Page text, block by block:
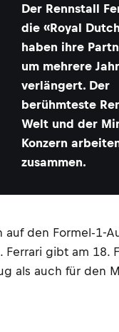
​Der Rennstall
die «Royal
haben ihre
um mehrere
verlängert. Der
berühmteste
Welt und der
Konzern
zusammen.
den Formel-1-
gibt am
als auch für